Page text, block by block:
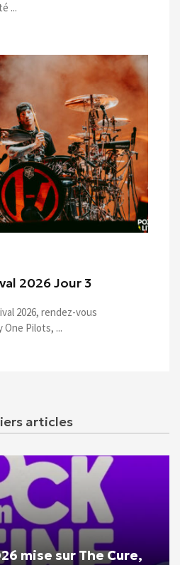
...
2026 Jour 3
2026, rendez-vous
One Pilots, ...
articles
mise sur The Cure,